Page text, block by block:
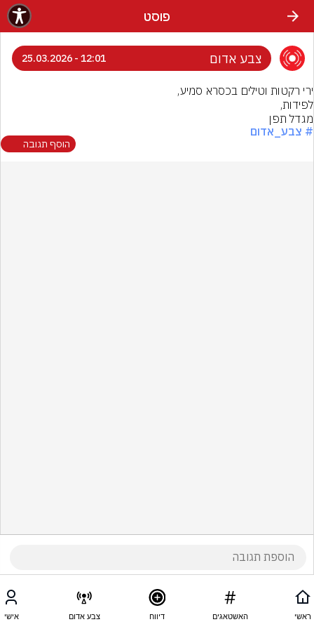
פוסט
צבע אדום 12:01 - 25.03.2026
מגדל תפן
# צבע_אדום
הוסף תגובה
ראשי האשטאגים דיווח צבע אדום אישי